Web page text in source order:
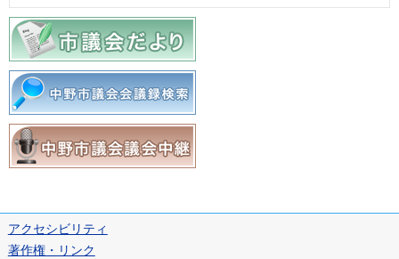
アクセシビリティ
著作権・リンク